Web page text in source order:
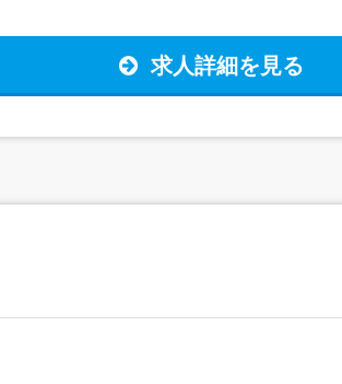
求人詳細を見る